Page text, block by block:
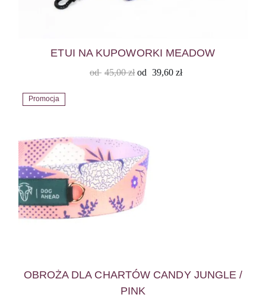
ETUI NA KUPOWORKI MEADOW
od 45,00zł od 39,60 zł
Promocja
OBROŻA DLA CHARTÓW CANDY JUNGLE /
PINK